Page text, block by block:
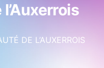
DE L’AUXERROIS